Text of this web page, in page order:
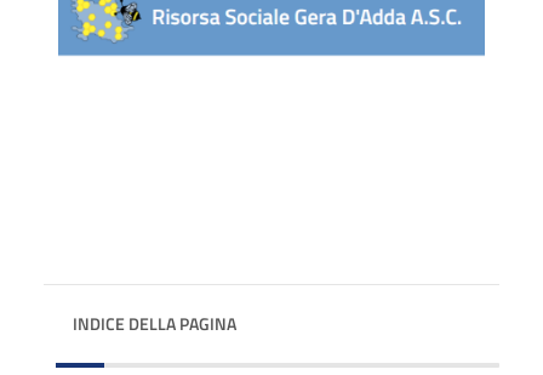
INDICE DELLA PAGINA